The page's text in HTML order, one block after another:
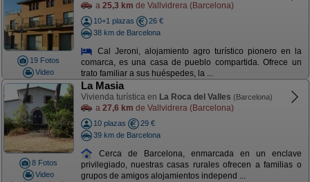
19 Fotos
Video
a 25,3 km de Vallvidrera (Barcelona)
10+1 plazas
26 €
38 km de Barcelona
Cal Jeroni, alojamiento agro turístico pionero en la
comarca, es una casa de pueblo compartida. Ofrece un
trato familiar a sus huéspedes, la ...
8 Fotos
Video
La Masia
Vivienda turística en La Roca del Valles (Barcelona)
a 27,6 km de Vallvidrera (Barcelona)
10 plazas
29 €
39 km de Barcelona
Cerca de Barcelona, enmarcada en un enclave
privilegiado, nuestras casas rurales ofrecen a familias o
grupos de amigos alojamientos independ ...